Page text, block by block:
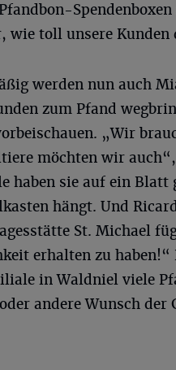
wie toll unsere Kunden
werden nun auch
zum Pfand
„Wir
möchten wir
haben sie auf ein Blatt
hängt. Und
St. Michael
erhalten zu
in Waldniel viele
andere Wunsch